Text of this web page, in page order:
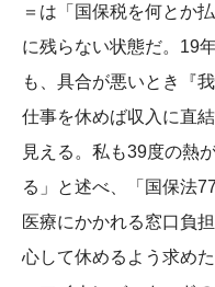
＝は「国保税を何とか
に残らない状態だ。19
も、具合が悪いとき『
仕事を休めば収入に直
見える。私も39度の熱
る」と述べ、「国保法
医療にかかれる窓口負
心して休めるよう求め